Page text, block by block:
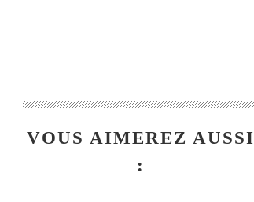
VOUS AIMEREZ AUSSI
: